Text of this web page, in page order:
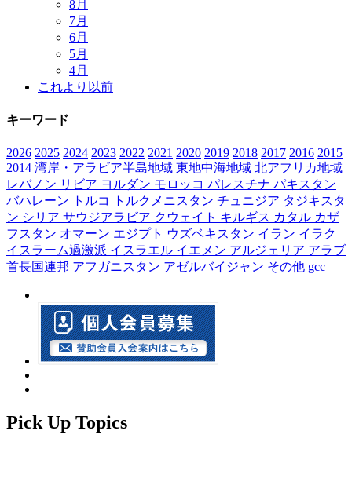
8月
7月
6月
5月
4月
これより以前
キーワード
2026 2025 2024 2023 2022 2021 2020 2019 2018 2017 2016 2015
2014 湾岸・アラビア半島地域 東地中海地域 北アフリカ地域
レバノン リビア ヨルダン モロッコ パレスチナ パキスタン
バハレーン
トルコ トルクメニスタン チュニジア タジキスタ
ン シリア サウジアラビア クウェイト キルギス カタル カザ
フスタン オマーン エジプト ウズベキスタン イラン イラク
イスラーム過激派 イスラエル イエメン アルジェリア アラブ
首長国連邦 アフガニスタン アゼルバイジャン その他 gcc
Pick Up Topics